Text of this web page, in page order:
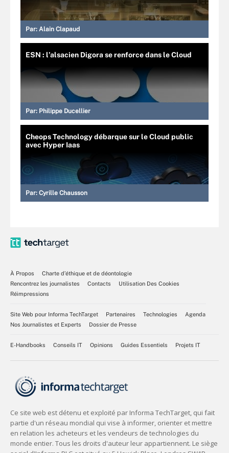
Par: Alain Clapaud
ESN : l’alsacien Digora se renforce dans le Cloud
Par: Philippe Ducellier
Cheops Technology débarque sur le Cloud public
avec Hyper Iaas
Par: Cyrille Chausson
À Propos
Charte d’éthique et de déontologie
Rencontrez les journalistes
Contacts
Utilisation Des Cookies
Réimpressions
Site Web pour Informa TechTarget Partenaires Technologies
Agenda
Nos Journalistes et Experts
Dossier de Presse
E-Handbooks Conseils IT Opinions Guides Essentiels Projets IT